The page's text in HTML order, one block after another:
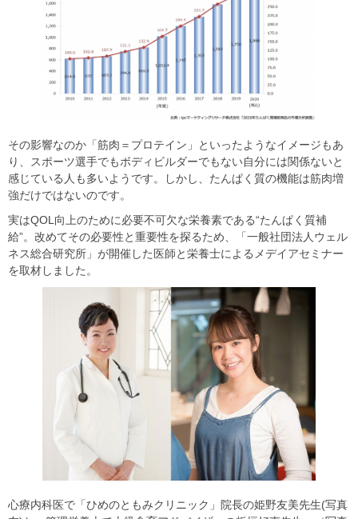
その影響なのか「筋肉＝プロテイン」といったようなイメージもあ
り、スポーツ選手でもボディビルダーでもない自分には関係ないと
感じている人も多いようです。しかし、たんぱく質の機能は筋肉増
強だけではないのです。
実はQOL 向上のために必要不可欠な栄養素である“たんぱく質補
給”。改めてその必要性と重要性を探るため、「一般社団法人ウェル
ネス総合研究所」が開催した医師と栄養士によるメデイアセミナー
を取材しました。
心療内科医で「ひめのともみクリニック」院長の姫野友美先生(写真